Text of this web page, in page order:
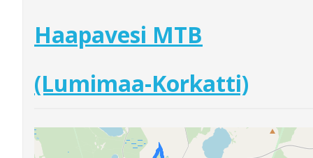
Haapavesi MTB
(Lumimaa-Korkatti)